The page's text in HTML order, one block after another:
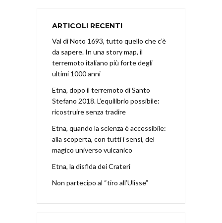
ARTICOLI RECENTI
Val di Noto 1693, tutto quello che c’è
da sapere. In una story map, il
terremoto italiano più forte degli
ultimi 1000 anni
Etna, dopo il terremoto di Santo
Stefano 2018. L’equilibrio possibile:
ricostruire senza tradire
Etna, quando la scienza è accessibile:
alla scoperta, con tutti i sensi, del
magico universo vulcanico
Etna, la disfida dei Crateri
Non partecipo al “tiro all’Ulisse”